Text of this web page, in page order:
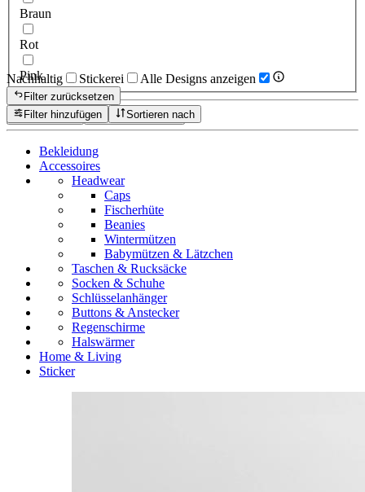
Braun
Rot
Pink
Zurücksetzen Produkte anzeigen
Nachhaltig Stickerei Alle Designs anzeigen
Filter zurücksetzen
Filter hinzufügen
Sortieren nach
Bekleidung
Accessoires
Headwear
Caps
Fischerhüte
Beanies
Wintermützen
Babymützen & Lätzchen
Taschen & Rucksäcke
Socken & Schuhe
Schlüsselanhänger
Buttons & Anstecker
Regenschirme
Halswärmer
Home & Living
Sticker